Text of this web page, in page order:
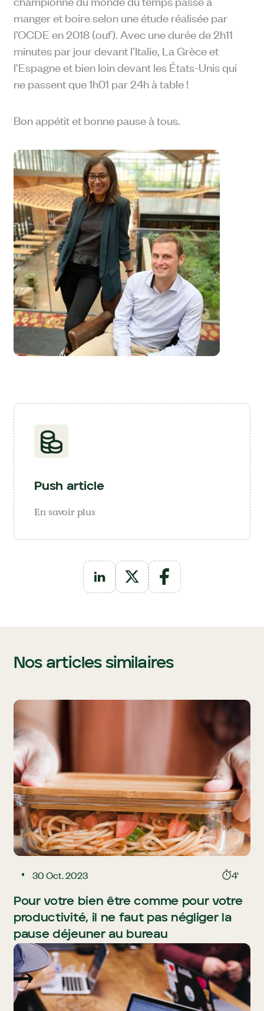
manger et boire selon une étude réalisée par
l’OCDE en 2018 (ouf). Avec une durée de 2h11
minutes par jour devant l’Italie, La Grèce et
l’Espagne et bien loin devant les États-Unis qui
ne passent que 1h01 par 24h à table !
Bon appétit et bonne pause à tous.
Push article
En savoir plus
Nos articles similaires
30 Oct. 2023 4'
Pour votre bien être comme pour votre
productivité, il ne faut pas négliger la
pause déjeuner au bureau